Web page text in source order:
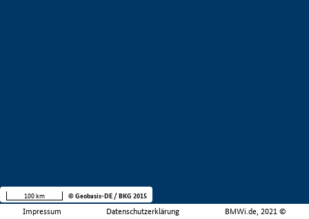
Impressum Datenschutzerklärung BMWi.de, 2021 ©
100 km © Geobasis-DE / BKG 2015